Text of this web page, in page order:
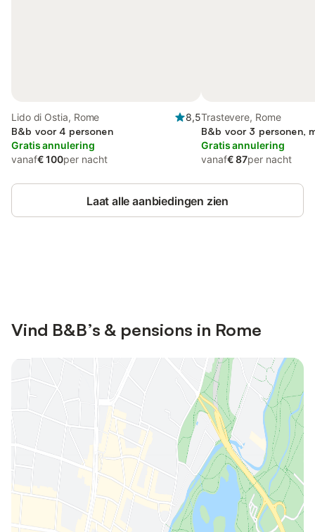
Lido di Ostia, Rome
8,5
B&b voor 4 personen
Gratis annulering
vanaf€ 100per nacht
Trastevere, Rome
B&b voor 3 personen,
Gratis annulering
vanaf€ 87per nacht
Laat alle aanbiedingen zien
Vind B&B’s & pensions in Rome